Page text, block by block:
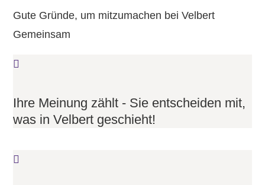
Gute Gründe, um mitzumachen bei Velbert
Gemeinsam
Ihre Meinung zählt - Sie entscheiden mit,
was in Velbert geschieht!